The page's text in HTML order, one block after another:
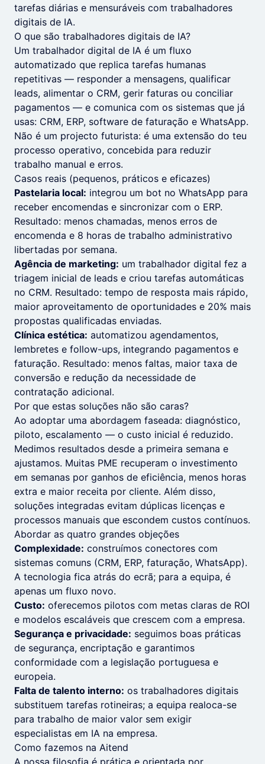
tarefas diárias e mensuráveis com trabalhadores
digitais de IA.
O que são trabalhadores digitais de IA?
Um trabalhador digital de IA é um fluxo
automatizado que replica tarefas humanas
repetitivas — responder a mensagens, qualificar
leads, alimentar o CRM, gerir faturas ou conciliar
pagamentos — e comunica com os sistemas que já
usas: CRM, ERP, software de faturação e WhatsApp.
Não é um projecto futurista: é uma extensão do teu
processo operativo, concebida para reduzir
trabalho manual e erros.
Casos reais (pequenos, práticos e eficazes)
Pastelaria local: integrou um bot no WhatsApp para
receber encomendas e sincronizar com o ERP.
Resultado: menos chamadas, menos erros de
encomenda e 8 horas de trabalho administrativo
libertadas por semana.
Agência de marketing: um trabalhador digital fez a
triagem inicial de leads e criou tarefas automáticas
no CRM. Resultado: tempo de resposta mais rápido,
maior aproveitamento de oportunidades e 20% mais
propostas qualificadas enviadas.
Clínica estética: automatizou agendamentos,
lembretes e follow-ups, integrando pagamentos e
faturação. Resultado: menos faltas, maior taxa de
conversão e redução da necessidade de
contratação adicional.
Por que estas soluções não são caras?
Ao adoptar uma abordagem faseada: diagnóstico,
piloto, escalamento — o custo inicial é reduzido.
Medimos resultados desde a primeira semana e
ajustamos. Muitas PME recuperam o investimento
em semanas por ganhos de eficiência, menos horas
extra e maior receita por cliente. Além disso,
soluções integradas evitam dúplicas licenças e
processos manuais que escondem custos contínuos.
Abordar as quatro grandes objeções
Complexidade: construímos conectores com
sistemas comuns (CRM, ERP, faturação, WhatsApp).
A tecnologia fica atrás do ecrã; para a equipa, é
apenas um fluxo novo.
Custo: oferecemos pilotos com metas claras de ROI
e modelos escaláveis que crescem com a empresa.
Segurança e privacidade: seguimos boas práticas
de segurança, encriptação e garantimos
conformidade com a legislação portuguesa e
europeia.
Falta de talento interno: os trabalhadores digitais
substituem tarefas rotineiras; a equipa realoca-se
para trabalho de maior valor sem exigir
especialistas em IA na empresa.
Como fazemos na Aitend
A nossa filosofia é prática e orientada por